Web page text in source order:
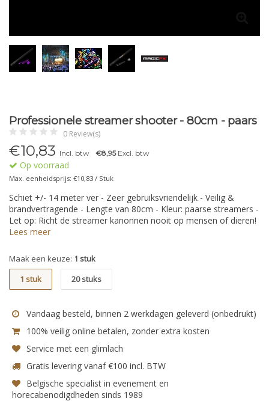
Professionele streamer shooter - 80cm - paars
0 Review(s)
€10,83 Incl. btw €8,95Excl. btw
Op voorraad
Max. eenheidsprijs: €10,83 / Stuk
Schiet +/- 14 meter ver - Zeer gebruiksvriendelijk - Veilig &
brandvertragende - Lengte van 80cm - Kleur: paarse streamers -
Let op: Richt de streamer kanonnen nooit op mensen of dieren!
Lees meer
Maak een keuze: 1 stuk
1 stuk
20 stuks
Vandaag besteld, binnen 2 werkdagen geleverd (onbedrukt)
100% veilig online betalen, zonder extra kosten
Service met een glimlach
Gratis levering vanaf €100 incl. BTW
Belgische specialist in evenement en
horecabenodigdheden sinds 1989